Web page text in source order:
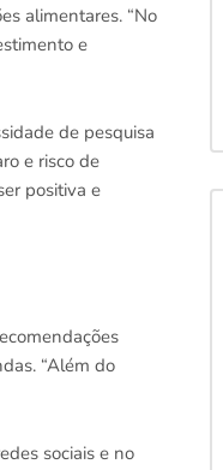
alimentares. “No
e
de pesquisa
e risco de
positiva e
“Além do
sociais e no